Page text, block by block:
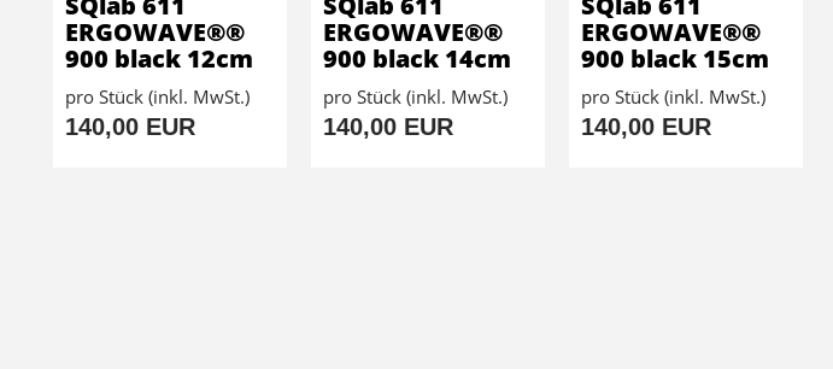
ERGOWAVE®®
900 black 12cm
pro Stück (inkl. MwSt.)
140,00 EUR
ERGOWAVE®®
900 black 14cm
pro Stück (inkl. MwSt.)
140,00 EUR
ERGOWAVE®®
900 black 15cm
pro Stück (inkl. MwSt.)
140,00 EUR